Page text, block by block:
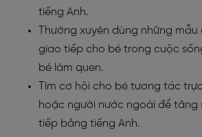
tiếng Anh.
Thường xuyên dùng những mẫu
giao tiếp cho bé trong cuộc
bé làm quen.
Tìm cơ hội cho bé tương tác
hoặc người nước ngoài để tăng
tiếp bằng tiếng Anh.